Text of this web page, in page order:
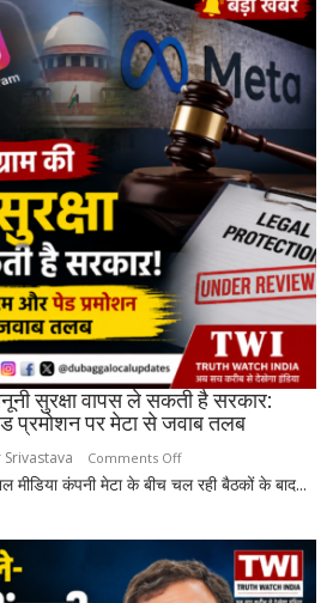
5
दिनों
में
सोना
₹7,064
और
चांदी
₹14,094
महंगी,
रिकॉर्ड
स्तर
के
करीब
पहुंचे
दाम
सुरक्षा वापस ले सकती है सरकार:
प्रमोशन पर मेटा से जवाब तलब
Srivastava Comments Offon
फेसबुक-
कानूनी
सुरक्षा
कंपनी मेटा के बीच चल रही बैठकों के बाद...